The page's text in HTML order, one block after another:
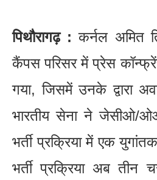
पिथौरागढ़ :कर्नल अमित
कैंपस परिसर में प्रेस
गया, जिसमें उनके द्वारा
भारतीय सेना ने जेसीओ/
भर्ती प्रक्रिया में एक
भर्ती प्रक्रिया अब तीन